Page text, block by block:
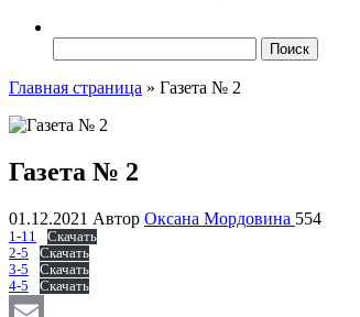
Главная страница » Газета № 2
Газета № 2
01.12.2021 Автор Оксана Мордовина 554
1-11
Скачать
2-5
Скачать
3-5
Скачать
4-5
Скачать